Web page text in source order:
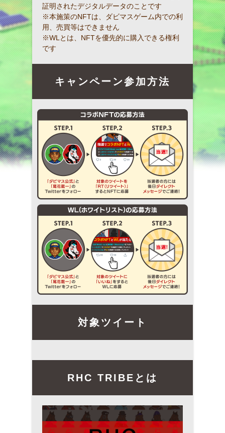
証明されたデジタルデータのことです
※本施策のNFTは、ダビマスゲーム内での利
用、売買等はできません
※WLとは、NFTを優先的に購入できる権利
です
キャンペーン参加方法
対象ツイート
RHC TRIBEとは